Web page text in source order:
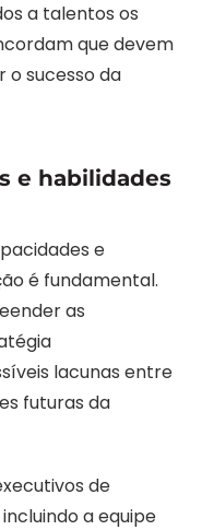
a talentos os
que devem
sucesso da
e habilidades
e
é fundamental.
as
lacunas entre
futuras da
de
a equipe